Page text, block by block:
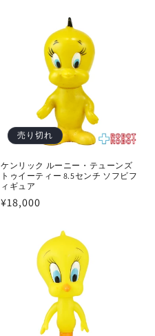
売り切れ
ケンリック ルーニー・テューンズ
トゥイーティー 8.5センチ ソフビフ
ィギュア
通
¥18,000